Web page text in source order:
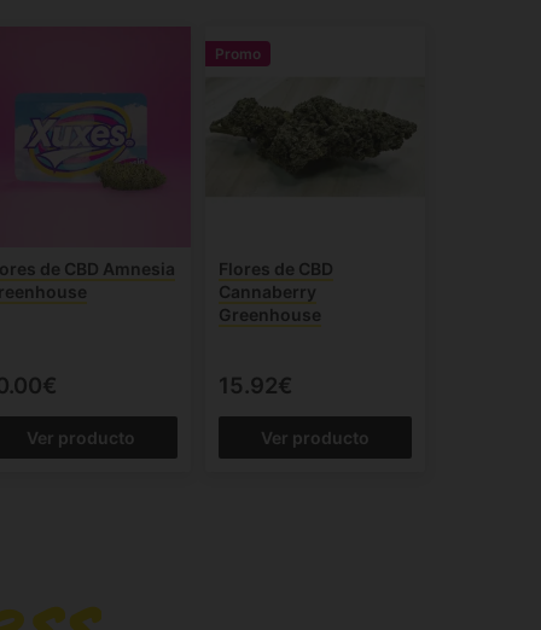
de CBD Amnesia
Ver producto
Promo
Flores de CBD
Cannaberry
Greenhouse
15.92€
Ver producto